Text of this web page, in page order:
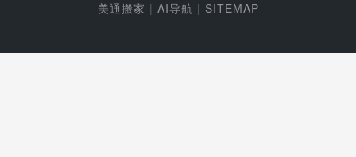
美通搬家 | AI导航 | SITEMAP